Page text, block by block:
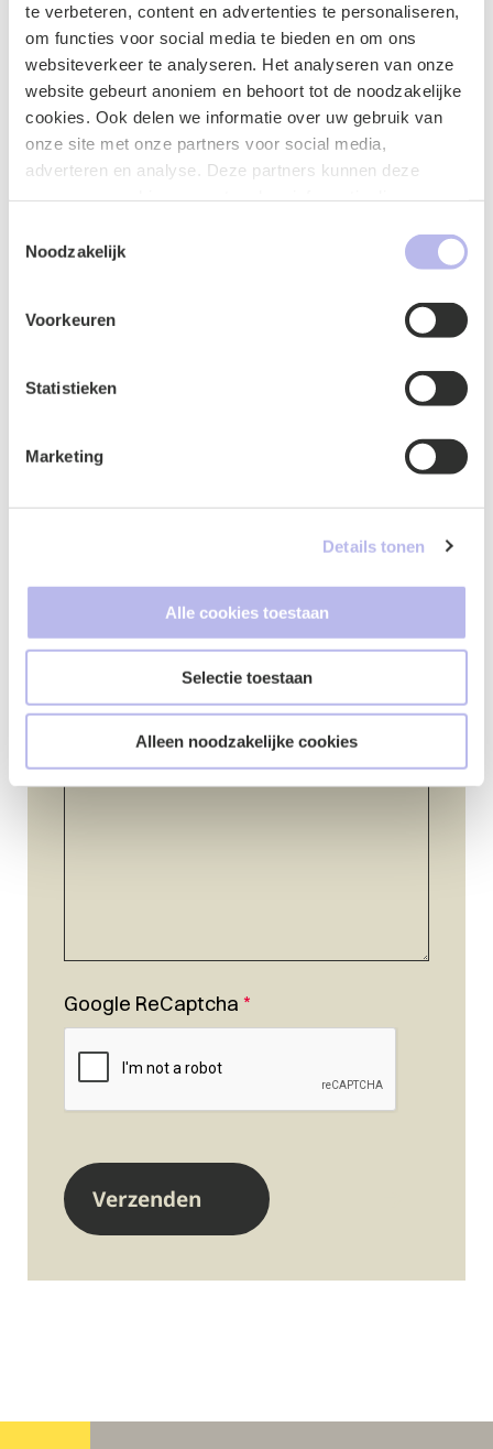
te verbeteren, content en advertenties te personaliseren,
om functies voor social media te bieden en om ons
websiteverkeer te analyseren. Het analyseren van onze
website gebeurt anoniem en behoort tot de noodzakelijke
cookies. Ook delen we informatie over uw gebruik van
onze site met onze partners voor social media,
adverteren en analyse. Deze partners kunnen deze
uw gebruik van hun services.
Noodzakelijk
Voorkeuren
Statistieken
Marketing
Details tonen
Alle cookies toestaan
Selectie toestaan
Alleen noodzakelijke cookies
Naam
E-mailadres
Telefoonnummer*
Vraag of opmerking*
Google ReCaptcha *